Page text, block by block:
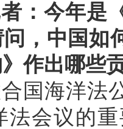
：今年是
，中国如
作出哪些
国海洋法
法会议的